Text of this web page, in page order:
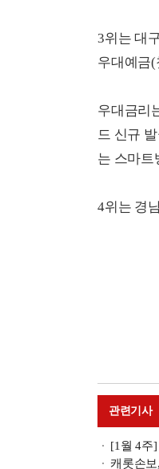
3위는 대
우대예금(
우대금리
드 신규
는 스마트
4위는 경
관련기사
[1월 4주]
캐롯손